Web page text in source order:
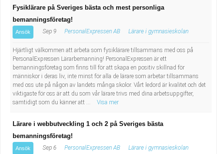
Fysiklärare på Sveriges bästa och mest personliga
bemanningsföretag!
Ansök Sep 9 PersonalExpressen AB Lärare i gymnasieskolan
Hjärtligt välkommen att arbeta som fysiklärare tillsammans med oss på
PersonalExpressen Lärarbemanning! PersonalExpressen är ett
bemanningsföretag som finns till för att skapa en positiv skillnad för
människor i deras liv, inte minst för alla de lärare som arbetar tillsammans
med oss ute på någon av landets många skolor. Vårt ledord är kvalitet och det
viktigaste för oss är att du som vår lärare trivs med dina arbetsuppgifter,
samtidigt som du känner att ...
Visa mer
Lärare i webbutveckling 1 och 2 på Sveriges bästa
bemanningsföretag!
Ansök Sep 6 PersonalExpressen AB Lärare i gymnasieskolan